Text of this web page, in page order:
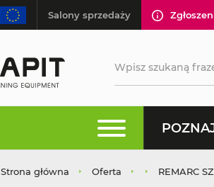
Salony sprzedaży
Strona główna Oferta REMARC